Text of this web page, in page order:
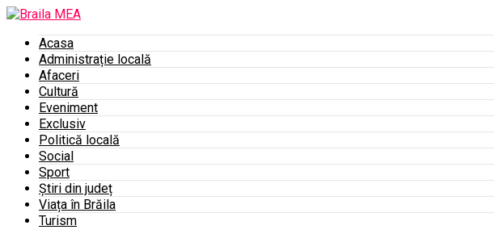
Acasa
Administrație locală
Afaceri
Cultură
Eveniment
Exclusiv
Politică locală
Social
Sport
Știri din județ
Viața în Brăila
Turism